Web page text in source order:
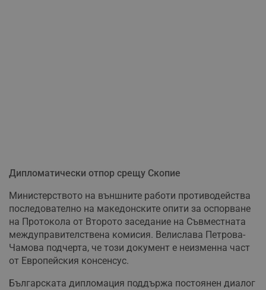
Дипломатически отпор срещу Скопие
Министерството на външните работи противодейства
последователно на македонските опити за оспорване
на Протокола от Второто заседание на Съвместната
междуправителствена комисия. Велислава Петрова-
Чамова подчерта, че този документ е неизменна част
от Европейския консенсус.
Българската дипломация поддържа постоянен диалог